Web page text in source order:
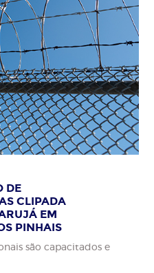
DE
CLIPADA
EM
PINHAIS
são capacitados e